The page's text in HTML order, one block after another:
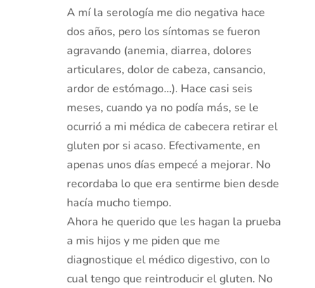
A mí la serología me dio negativa hace
dos años, pero los síntomas se fueron
agravando (anemia, diarrea, dolores
articulares, dolor de cabeza, cansancio,
ardor de estómago…). Hace casi seis
meses, cuando ya no podía más, se le
ocurrió a mi médica de cabecera retirar el
gluten por si acaso. Efectivamente, en
apenas unos días empecé a mejorar. No
recordaba lo que era sentirme bien desde
hacía mucho tiempo.
Ahora he querido que les hagan la prueba
a mis hijos y me piden que me
diagnostique el médico digestivo, con lo
cual tengo que reintroducir el gluten. No